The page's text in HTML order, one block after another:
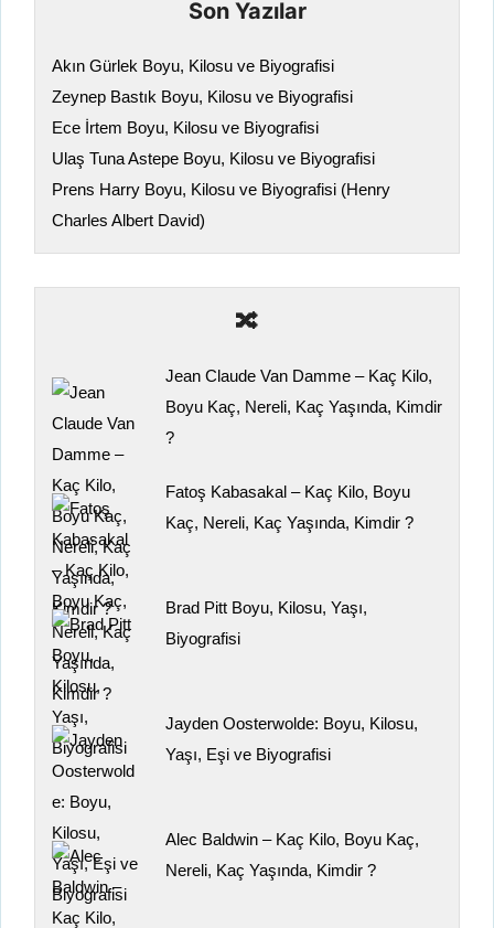
Son Yazılar
Akın Gürlek Boyu, Kilosu ve Biyografisi
Zeynep Bastık Boyu, Kilosu ve Biyografisi
Ece İrtem Boyu, Kilosu ve Biyografisi
Ulaş Tuna Astepe Boyu, Kilosu ve Biyografisi
Prens Harry Boyu, Kilosu ve Biyografisi (Henry
Charles Albert David)
🔀
Jean Claude Van Damme – Kaç Kilo,
Boyu Kaç, Nereli, Kaç Yaşında, Kimdir
?
Fatoş Kabasakal – Kaç Kilo, Boyu
Kaç, Nereli, Kaç Yaşında, Kimdir ?
Brad Pitt Boyu, Kilosu, Yaşı,
Biyografisi
Jayden Oosterwolde: Boyu, Kilosu,
Yaşı, Eşi ve Biyografisi
Alec Baldwin – Kaç Kilo, Boyu Kaç,
Nereli, Kaç Yaşında, Kimdir ?